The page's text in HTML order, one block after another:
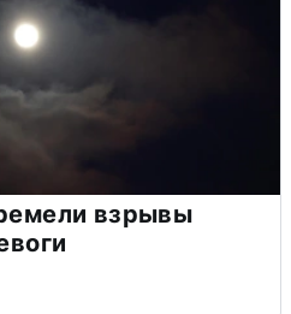
взрывы